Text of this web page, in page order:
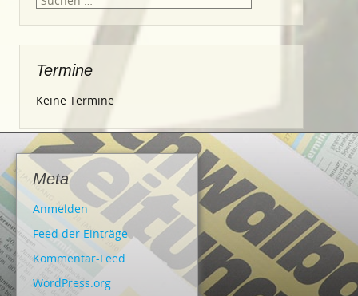
Termine
Keine Termine
Meta
Anmelden
Feed der Einträge
Kommentar-Feed
WordPress.org